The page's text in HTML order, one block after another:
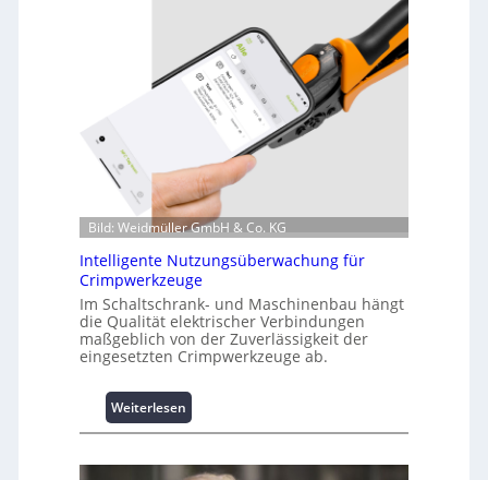
f
t
i
o
n
u
m
L
a
s
s
i
Bild: Weidmüller GmbH & Co. KG
Intelligente Nutzungsüberwachung für
Crimpwerkzeuge
Im Schaltschrank- und Maschinenbau hängt
die Qualität elektrischer Verbindungen
maßgeblich von der Zuverlässigkeit der
eingesetzten Crimpwerkzeuge ab.
Weiterlesen
I
t